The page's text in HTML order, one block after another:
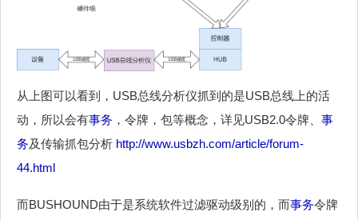
从上图可以看到，USB总线分析仪抓到的是USB总线上的活
动，所以会有事务 ，令牌，包等概念，详见USB2.0令牌、 事
务及传输抓包分析 http://www.usbzh.com/article/forum-
44.html
而BUSHOUND由于是系统软件过滤驱动级别的，而事务令牌